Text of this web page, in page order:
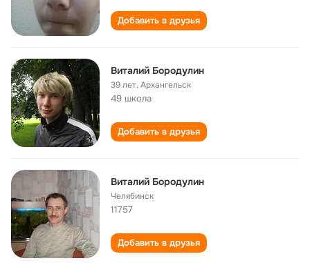
Добавить в друзья
Виталий Бородулин
39 лет,Архангельск
49 школа
Добавить в друзья
Виталий Бородулин
Челябинск
11757
Добавить в друзья